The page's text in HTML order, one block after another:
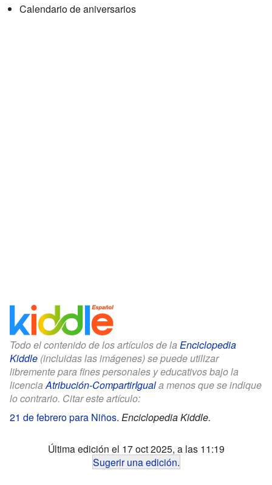
Calendario de aniversarios
Todo el contenido de los artículos de la Enciclopedia
Kiddle (incluidas las imágenes) se puede utilizar
libremente para fines personales y educativos bajo la
licenciaAtribución-CompartirIguala menos que se indique
lo contrario. Citar este artículo:
21 de febrero para Niños. Enciclopedia Kiddle.
Última edición el 17 oct 2025, a las 11:19
Sugerir una edición.